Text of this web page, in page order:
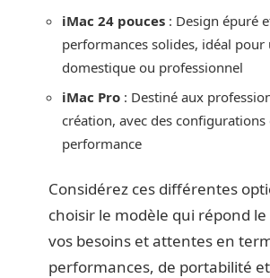
iMac 24 pouces : Design épuré
performances solides, idéal pour
domestique ou professionnel
iMac Pro : Destiné aux
création, avec des configurations
performance
Considérez ces différentes
choisir le modèle qui répond
vos besoins et attentes en
performances, de portabilité